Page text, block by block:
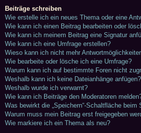
Beiträge schreiben
Wie erstelle ich ein neues Thema oder eine
Wie kann ich einen Beitrag bearbeiten oder
Wie kann ich meinem Beitrag eine Signatur
Wie kann ich eine Umfrage erstellen?
Wieso kann ich nicht mehr
Wie bearbeite oder lösche ich eine Umfrage?
Warum kann ich auf bestimmte Foren nicht
Weshalb kann ich keine Dateianhänge anfügen?
Weshalb wurde ich verwarnt?
Wie kann ich Beiträge den Moderatoren
Was bewirkt die „Speichern“-Schaltfläche
Warum muss mein Beitrag erst freigegeben
Wie markiere ich ein Thema als neu?